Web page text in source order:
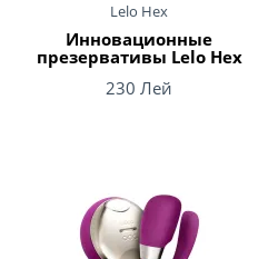
Lelo Hex
Инновационные
презервативы Lelo Hex
230 Лей